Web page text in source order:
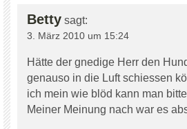
Betty sagt:
3. März 2010 um 15:24
Hätte der gnedige Herr den
genauso in die Luft schiessen
ich mein wie blöd kann man
Meiner Meinung nach war es